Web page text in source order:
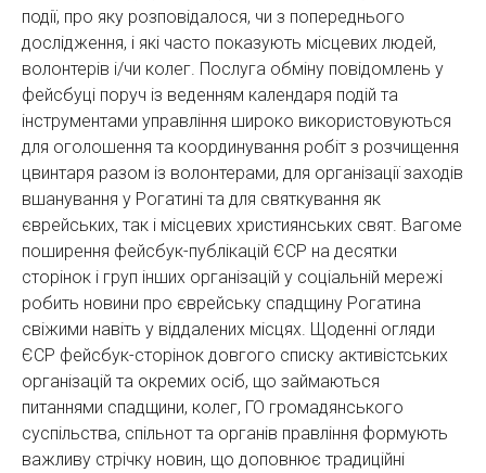
події, про яку розповідалося, чи з попереднього
дослідження, і які часто показують місцевих людей,
волонтерів і/чи колег. Послуга обміну повідомлень у
фейсбуці поруч із веденням календаря подій та
інструментами управління широко використовуються
для оголошення та координування робіт з розчищення
цвинтаря разом із волонтерами, для організації заходів
вшанування у Рогатині та для святкування як
єврейських, так і місцевих християнських свят. Вагоме
поширення фейсбук-публікацій ЄСР на десятки
сторінок і груп інших організацій у соціальній мережі
робить новини про єврейську спадщину Рогатина
свіжими навіть у віддалених місцях. Щоденні огляди
ЄСР фейсбук-сторінок довгого списку активістських
організацій та окремих осіб, що займаються
питаннями спадщини, колег, ГО громадянського
суспільства, спільнот та органів правління формують
важливу стрічку новин, що доповнює традиційні